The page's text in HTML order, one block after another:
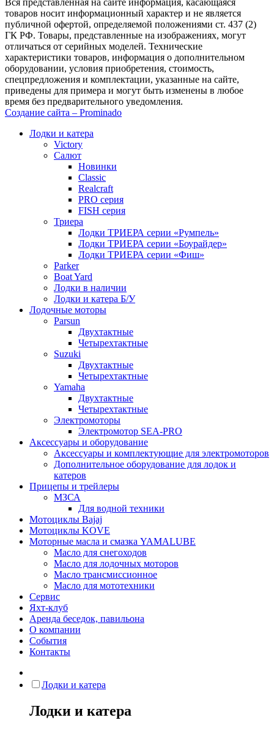
Вся представленная на сайте информация, касающаяся
товаров носит информационный характер и не является
публичной офертой, определяемой положениями ст. 437 (2)
ГК РФ. Товары, представленные на изображениях, могут
отличаться от серийных моделей. Технические
характеристики товаров, информация о дополнительном
оборудовании, условия приобретения, стоимость,
спецпредложения и комплектации, указанные на сайте,
приведены для примера и могут быть изменены в любое
время без предварительного уведомления.
Создание сайта – Prominado
Лодки и катера
Victory
Салют
Новинки
Classic
Realcraft
PRO серия
FISH серия
Триера
Лодки ТРИЕРА серии «Румпель»
Лодки ТРИЕРА серии «Боурайдер»
Лодки ТРИЕРА серии «Фиш»
Parker
Boat Yard
Лодки в наличии
Лодки и катера Б/У
Лодочные моторы
Parsun
Двухтактные
Четырехтактные
Suzuki
Двухтактные
Четырехтактные
Yamaha
Двухтактные
Четырехтактные
Электромоторы
Электромотор SEA-PRO
Аксессуары и оборудование
Аксессуары и комплектующие для электромоторов
Дополнительное оборудование для лодок и
катеров
Прицепы и трейлеры
МЗСА
Для водной техники
Мотоциклы Bajaj
Мотоциклы KOVE
Моторные масла и смазка YAMALUBE
Масло для снегоходов
Масло для лодочных моторов
Масло трансмиссионное
Масло для мототехники
Сервис
Яхт-клуб
Аренда беседок, павильона
О компании
События
Контакты
Лодки и катера
Лодки и катера